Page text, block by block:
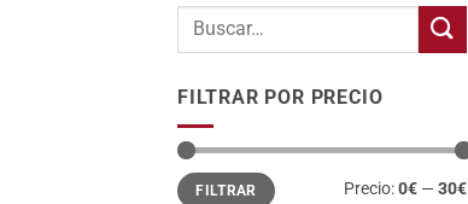
FILTRAR POR PRECIO
Precio
mínimo
Precio
máximo
FILTRAR Precio:0€ — 30€